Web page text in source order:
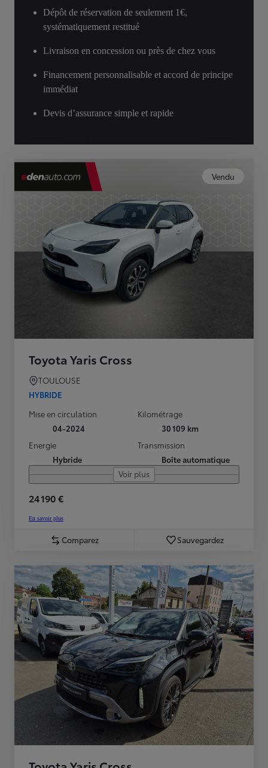
Dépôt de réservation de seulement 1€,
systématiquement restitué
Livraison en concession ou près de chez vous
Financement personnalisable et accord de principe
immédiat
Devis d’assurance simple et rapide
Vendu
Toyota Yaris Cross
TOULOUSE
HYBRIDE
Mise en circulation
04-2024
Kilométrage
30 109 km
Energie
Hybride
Transmission
Boîte automatique
Voir plus
24 190 €
En savoir plus
Comparez Sauvegardez